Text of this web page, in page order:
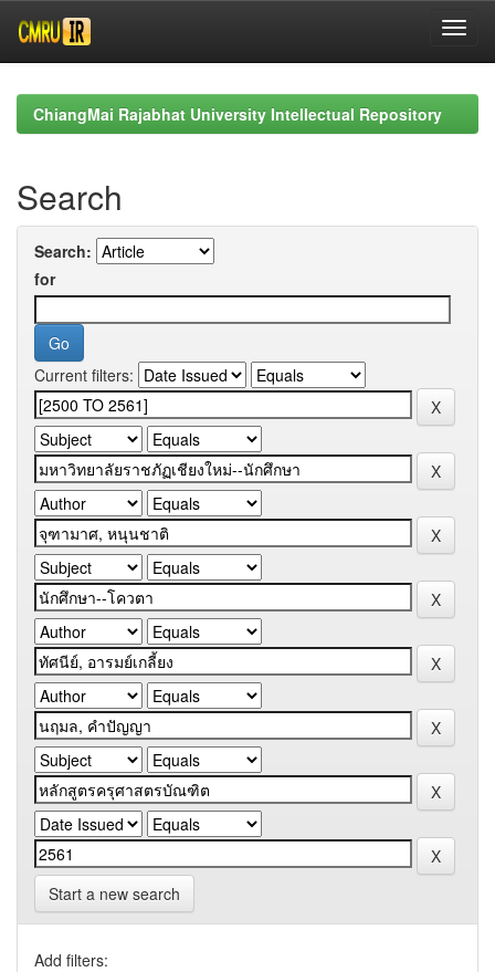
navigationChiangMai Rajabhat University Intellectual Repository
Search
Search:
for
Current filters:
Start a new search
Add filters: